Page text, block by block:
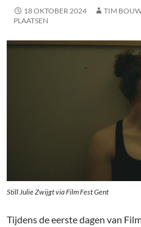
18 OKTOBER 2024 TIM
PLAATSEN
Still Julie Zwijgt via Film Fest Gent
Tijdens de eerste dagen van